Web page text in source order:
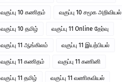
வகுப்பு 10 கணிதம் வகுப்பு 10 சமூக அறிவியல்
வகுப்பு 10 தமிழ் வகுப்பு 11 Online தேர்வு
வகுப்பு 11 ஆங்கிலம் வகுப்பு 11 இயற்பியல்
வகுப்பு 11 கணிதம் வகுப்பு 11 கணினி
வகுப்பு 11 தமிழ் வகுப்பு 11 வணிகவியல்